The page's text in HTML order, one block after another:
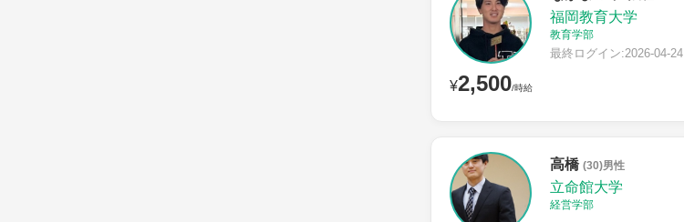
¥2,500/時給
福岡教育大学
教育学部
最終ログイン:2026-04-24
高橋 (30)男性
立命館大学
経営学部